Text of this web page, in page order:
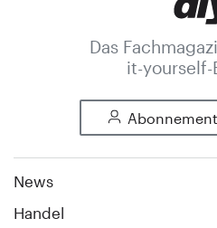
Das
it-yourself-
News
Handel